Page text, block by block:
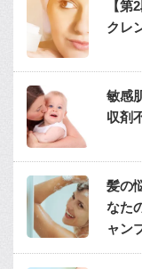
【
クレ
敏感
収剤
髪の
なた
ャン